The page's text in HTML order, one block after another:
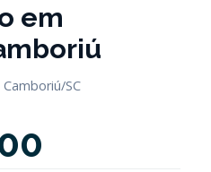
em
SC